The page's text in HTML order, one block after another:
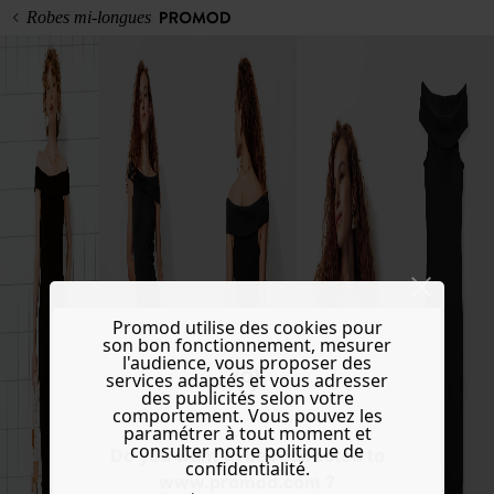
Do you want to be redirected to
www.promod.com ?
Robes mi-longues
Promod utilise des cookies pour
son bon fonctionnement, mesurer
l'audience, vous proposer des
services adaptés et vous adresser
des publicités selon votre
comportement. Vous pouvez les
paramétrer à tout moment et
consulter notre politique de
confidentialité.